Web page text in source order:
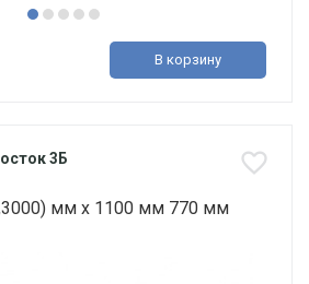
В корзину
3Б
мм х 1100 мм 770 мм